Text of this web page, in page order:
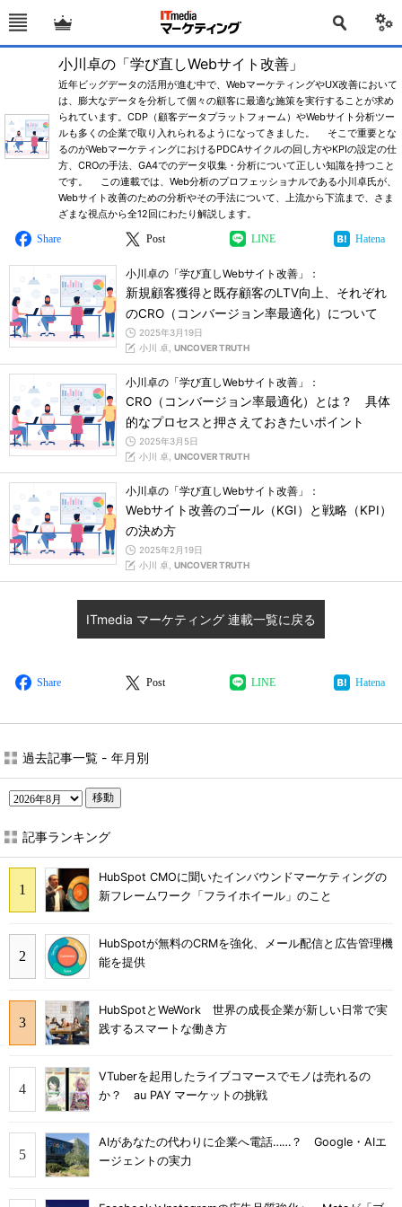
小川卓の「学び直しWebサイト改善」
近年ビッグデータの活用が進む中で、WebマーケティングやUX改善において
は、膨大なデータを分析して個々の顧客に最適な施策を実行することが求め
られています。CDP（顧客データプラットフォーム）やWebサイト分析ツー
ルも多くの企業で取り入れられるようになってきました。 そこで重要とな
るのがWebマーケティングにおけるPDCAサイクルの回し方やKPIの設定の仕
方、CROの手法、GA4でのデータ収集・分析について正しい知識を持つこと
です。 この連載では、Web分析のプロフェッショナルである小川卓氏が、
Webサイト改善のための分析やその手法について、上流から下流まで、さま
ざまな視点から全12回にわたり解説します。
Share
Post LINE Hatena
小川卓の「学び直しWebサイト改善」：
新規顧客獲得と既存顧客のLTV向上、それぞれ
のCRO（コンバージョン率最適化）について
2025年3月19日
小川 卓, UNCOVER TRUTH
小川卓の「学び直しWebサイト改善」：
CRO（コンバージョン率最適化）とは？ 具体
的なプロセスと押さえておきたいポイント
2025年3月5日
小川 卓, UNCOVER TRUTH
小川卓の「学び直しWebサイト改善」：
Webサイト改善のゴール（KGI）と戦略（KPI）
の決め方
2025年2月19日
小川 卓, UNCOVER TRUTH
ITmedia マーケティング 連載一覧に戻る
Share Post LINE Hatena
過去記事一覧 - 年月別
移動
記事ランキング
HubSpot CMOに聞いたインバウンドマーケティングの
新フレームワーク「フライホイール」のこと
HubSpotが無料のCRMを強化、メール配信と広告管理機
能を提供
HubSpotとWeWork 世界の成長企業が新しい日常で実
践するスマートな働き方
VTuberを起用したライブコマースでモノは売れるの
か？ au PAY マーケットの挑戦
AIがあなたの代わりに企業へ電話……？ Google・AIエ
ージェントの実力